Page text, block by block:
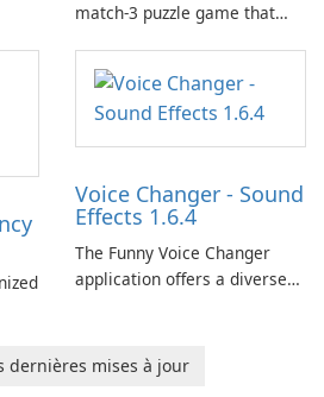
match-3 puzzle game that
and her charming corgi,
Ollie, on an adventurous
journey across diverse
landscapes.
Voice Changer - Sound
Effects 1.6.4
The Funny Voice Changer
application offers a diverse
users with robust
customization options for
dernières mises à jour